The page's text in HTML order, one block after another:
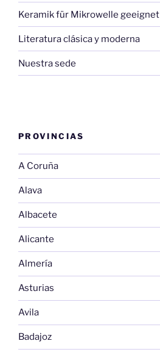
Keramik für Mikrowelle geeignet
Literatura clásica y moderna
Nuestra sede
PROVINCIAS
A Coruña
Alava
Albacete
Alicante
Almería
Asturias
Avila
Badajoz